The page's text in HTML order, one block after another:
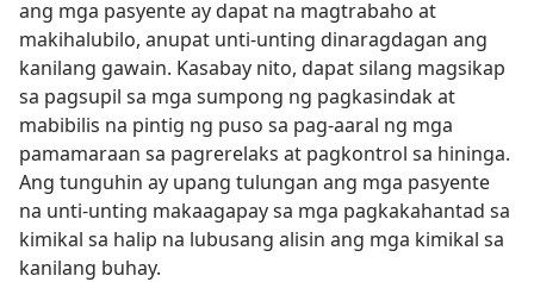
ang mga pasyente ay dapat na magtrabaho at
makihalubilo, anupat unti-unting dinaragdagan ang
kanilang gawain. Kasabay nito, dapat silang magsikap
sa pagsupil sa mga sumpong ng pagkasindak at
mabibilis na pintig ng puso sa pag-aaral ng mga
pamamaraan sa pagrerelaks at pagkontrol sa hininga.
Ang tunguhin ay upang tulungan ang mga pasyente
na unti-unting makaagapay sa mga pagkakahantad sa
kimikal sa halip na lubusang alisin ang mga kimikal sa
kanilang buhay.